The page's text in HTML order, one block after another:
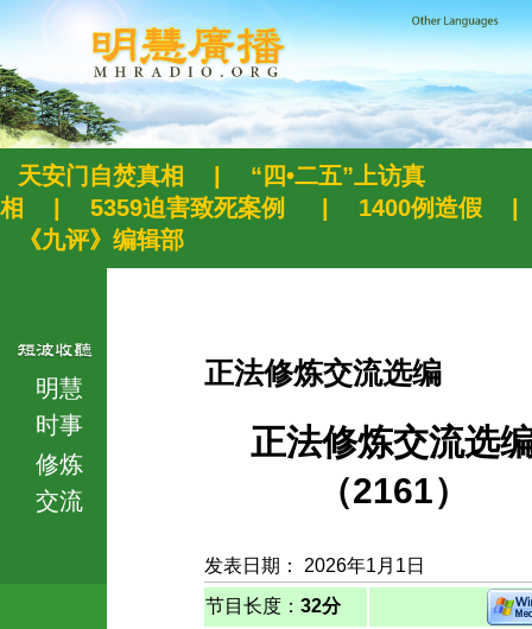
天安门自焚真相
“四•二五”上访真
相
5359迫害致死案例 1400例造假
《九评》编辑部
明慧
时事
修炼
交流
正法修炼交流选编
正法修炼交流选
（2161）
发表日期： 2026年1月1日
节目长度： 32分